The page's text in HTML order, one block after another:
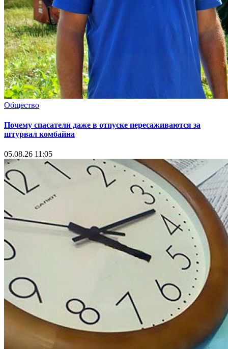
Общество
Почему спасатели даже в отпуске пересаживаются за
штурвал комбайна
05.08.26 11:05